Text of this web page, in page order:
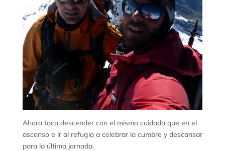
Ahora toca descender con el mismo cuidado que en el
ascenso e ir al refugio a celebrar la cumbre y descansar
para la última jornada.